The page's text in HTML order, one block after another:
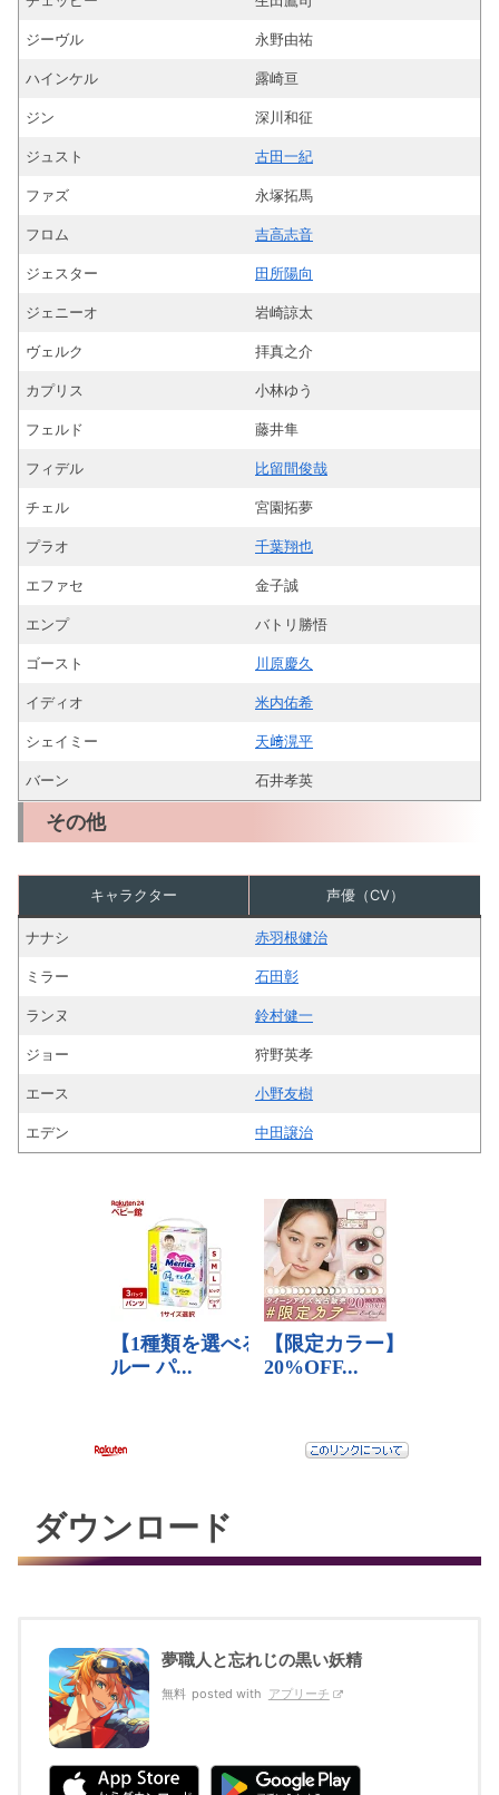
ジーヴル 永野由祐
ハインケル 露崎亘
ジン 深川和征
ジュスト 古田一紀
ファズ 永塚拓馬
フロム 吉高志音
ジェスター 田所陽向
ジェニーオ 岩崎諒太
ヴェルク 拝真之介
カプリス 小林ゆう
フェルド 藤井隼
フィデル 比留間俊哉
チェル 宮園拓夢
プラオ 千葉翔也
エファセ 金子誠
エンプ バトリ勝悟
ゴースト 川原慶久
イディオ 米内佑希
シェイミー 天﨑滉平
バーン 石井孝英
その他
キャラクター 声優（CV）
ナナシ 赤羽根健治
ミラー 石田彰
ランヌ 鈴村健一
ジョー 狩野英孝
エース 小野友樹
エデン 中田譲治
ダウンロード
夢職人と忘れじの黒い妖精
無料 posted with アプリーチ